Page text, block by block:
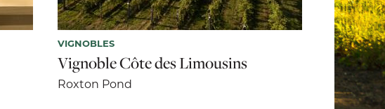
VIGNOBLES
Vignoble Côte des Limousins
Roxton Pond